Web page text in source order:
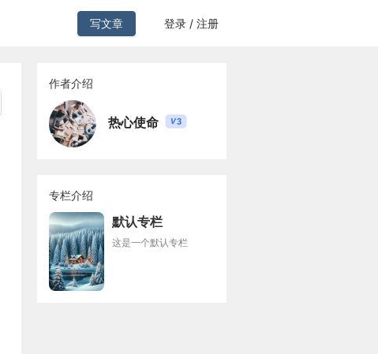
写文章 登录 / 注册
作者介绍
热心使命 V3
专栏介绍
默认专栏
这是一个默认专栏